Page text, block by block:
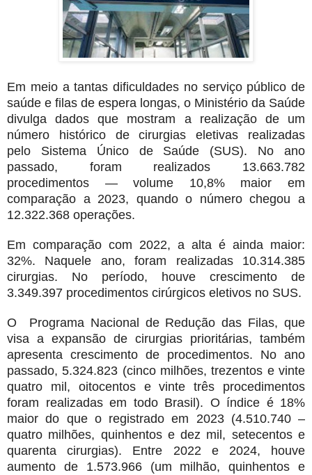
Em meio a tantas dificuldades no serviço público de
saúde e filas de espera longas, o Ministério da Saúde
divulga dados que mostram a realização de um
número histórico de cirurgias eletivas realizadas
pelo Sistema Único de Saúde (SUS). No ano
passado, foram realizados 13.663.782
procedimentos — volume 10,8% maior em
comparação a 2023, quando o número chegou a
12.322.368 operações.
Em comparação com 2022, a alta é ainda maior:
32%. Naquele ano, foram realizadas 10.314.385
cirurgias. No período, houve crescimento de
3.349.397 procedimentos cirúrgicos eletivos no SUS.
O Programa Nacional de Redução das Filas, que
visa a expansão de cirurgias prioritárias, também
apresenta crescimento de procedimentos. No ano
passado, 5.324.823 (cinco milhões, trezentos e vinte
quatro mil, oitocentos e vinte três procedimentos
foram realizadas em todo Brasil). O índice é 18%
maior do que o registrado em 2023 (4.510.740 –
quatro milhões, quinhentos e dez mil, setecentos e
quarenta cirurgias). Entre 2022 e 2024, houve
aumento de 1.573.966 (um milhão, quinhentos e